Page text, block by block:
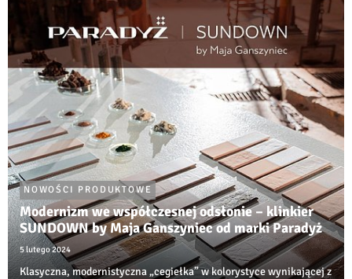
NOWOŚCI PRODUKTOWE
Modernizm we współczesnej odsłonie – klinkier
SUNDOWN by Maja Ganszyniec od marki Paradyż
5 lutego 2024
Klasyczna, modernistyczna „cegiełka” w kolorystyce wynikającej z